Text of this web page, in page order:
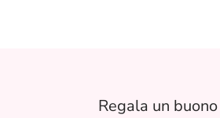
Regala un